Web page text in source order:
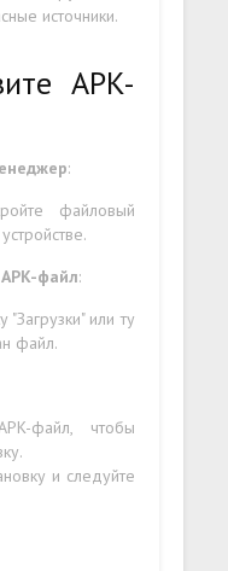
источники.
APK-
:
файловый
файл:
или ту
файл.
файл, чтобы
и следуйте